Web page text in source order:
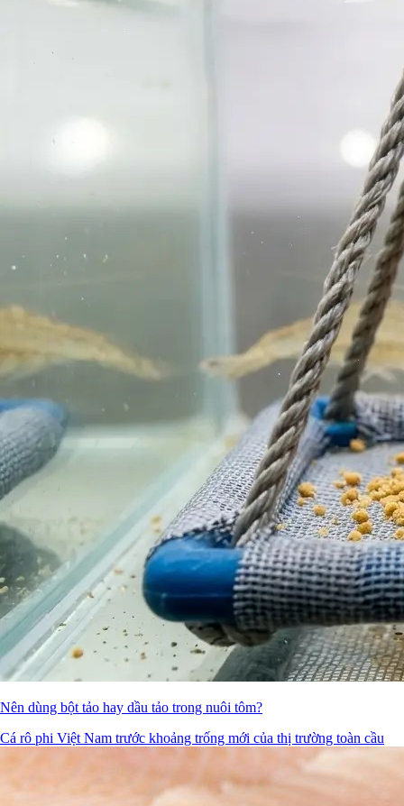
Nên dùng bột tảo hay dầu tảo trong nuôi tôm?
Cá rô phi Việt Nam trước khoảng trống mới của thị trường toàn cầu